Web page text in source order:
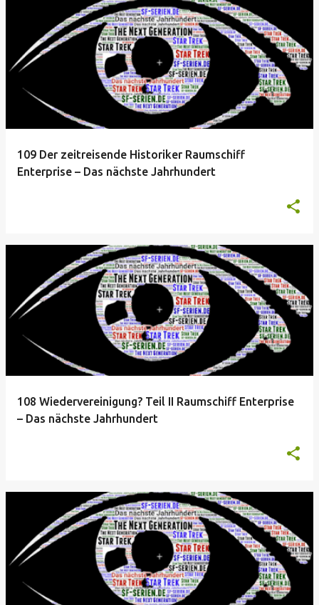
109 Der zeitreisende Historiker Raumschiff
Enterprise – Das nächste Jahrhundert
108 Wiedervereinigung? Teil II Raumschiff Enterprise
– Das nächste Jahrhundert